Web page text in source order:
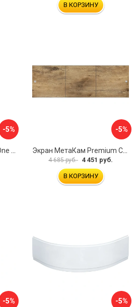
В КОРЗИНУ
-5%
Боковая панель Marka One Flat 80 MG L 02бфл80мгл
-5%
Экран МетаКам Premium Collection 4650208860133
4 685 руб. 4 451 руб.
В КОРЗИНУ
-5% -5%